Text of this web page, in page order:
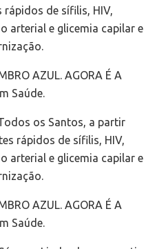
de sífilis, HIV,
arterial e glicemia capilar e
AZUL. AGORA É A
Saúde.
os Santos, a partir
rápidos de sífilis, HIV,
arterial e glicemia capilar e
AZUL. AGORA É A
Saúde.